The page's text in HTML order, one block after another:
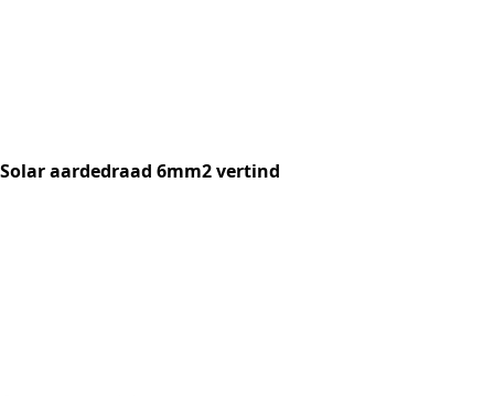
Solar aardedraad 6mm2 vertind